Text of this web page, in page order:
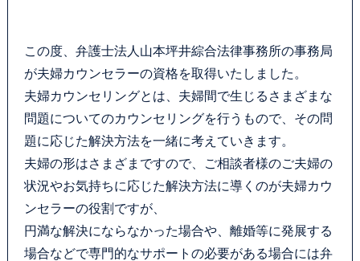
この度、弁護士法人山本坪井綜合法律事務所の事務局
が夫婦カウンセラーの資格を取得いたしました。
夫婦カウンセリングとは、夫婦間で生じるさまざまな
問題についてのカウンセリングを行うもので、その問
題に応じた解決方法を一緒に考えていきます。
夫婦の形はさまざまですので、ご相談者様のご夫婦の
状況やお気持ちに応じた解決方法に導くのが夫婦カウ
ンセラーの役割ですが、
円満な解決にならなかった場合や、離婚等に発展する
場合などで専門的なサポートの必要がある場合には弁